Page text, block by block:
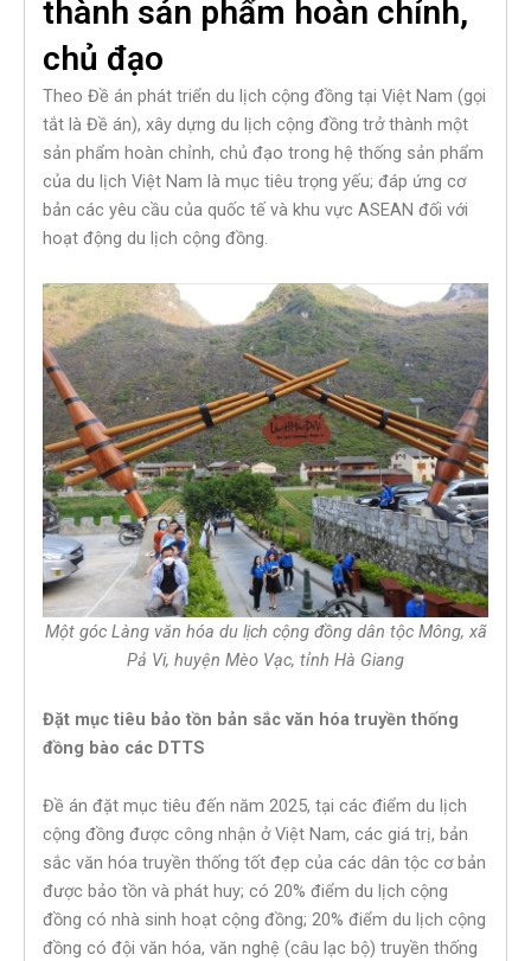
thành sản phẩm hoàn chỉnh,
chủ đạo
Theo Đề án phát triển du lịch cộng đồng tại Việt Nam (gọi
tắt là Đề án), xây dựng du lịch cộng đồng trở thành một
sản phẩm hoàn chỉnh, chủ đạo trong hệ thống sản phẩm
của du lịch Việt Nam là mục tiêu trọng yếu; đáp ứng cơ
bản các yêu cầu của quốc tế và khu vực ASEAN đối với
hoạt động du lịch cộng đồng.
Một góc Làng văn hóa du lịch cộng đồng dân tộc Mông, xã
Pả Vi, huyện Mèo Vạc, tỉnh Hà Giang
Đặt mục tiêu bảo tồn bản sắc văn hóa truyền thống
đồng bào các DTTS
Đề án đặt mục tiêu đến năm 2025, tại các điểm du lịch
cộng đồng được công nhận ở Việt Nam, các giá trị, bản
sắc văn hóa truyền thống tốt đẹp của các dân tộc cơ bản
được bảo tồn và phát huy; có 20% điểm du lịch cộng
đồng có nhà sinh hoạt cộng đồng; 20% điểm du lịch cộng
đồng có đội văn hóa, văn nghệ (câu lạc bộ) truyền thống